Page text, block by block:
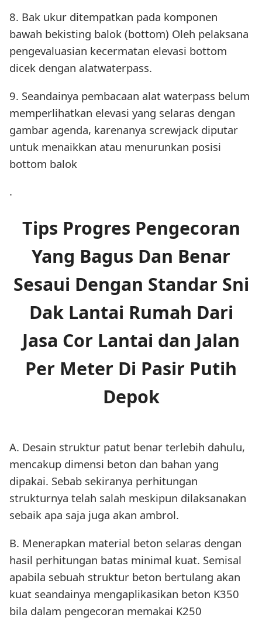
8. Bak ukur ditempatkan pada komponen
bawah bekisting balok (bottom) Oleh pelaksana
pengevaluasian kecermatan elevasi bottom
dicek dengan alatwaterpass.
9. Seandainya pembacaan alat waterpass belum
memperlihatkan elevasi yang selaras dengan
gambar agenda, karenanya screwjack diputar
untuk menaikkan atau menurunkan posisi
bottom balok
.
Tips Progres Pengecoran
Yang Bagus Dan Benar
Sesaui Dengan Standar Sni
Dak Lantai Rumah Dari
Jasa Cor Lantai dan Jalan
Per Meter Di Pasir Putih
Depok
A. Desain struktur patut benar terlebih dahulu,
mencakup dimensi beton dan bahan yang
dipakai. Sebab sekiranya perhitungan
strukturnya telah salah meskipun dilaksanakan
sebaik apa saja juga akan ambrol.
B. Menerapkan material beton selaras dengan
hasil perhitungan batas minimal kuat. Semisal
apabila sebuah struktur beton bertulang akan
kuat seandainya mengaplikasikan beton K350
bila dalam pengecoran memakai K250